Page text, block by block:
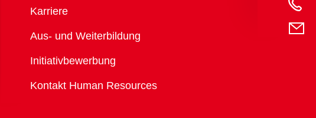
Übersicht
Karriere
Aus- und Weiterbildung
Initiativbewerbung
Kontakt Human Resources